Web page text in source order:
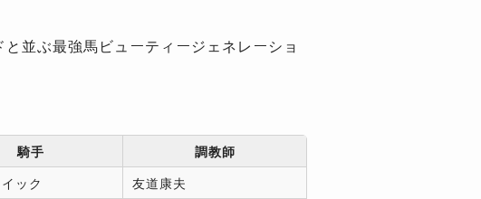
並ぶ最強馬ビューティージェネレーショ
騎手 調教師
ック
友道康夫